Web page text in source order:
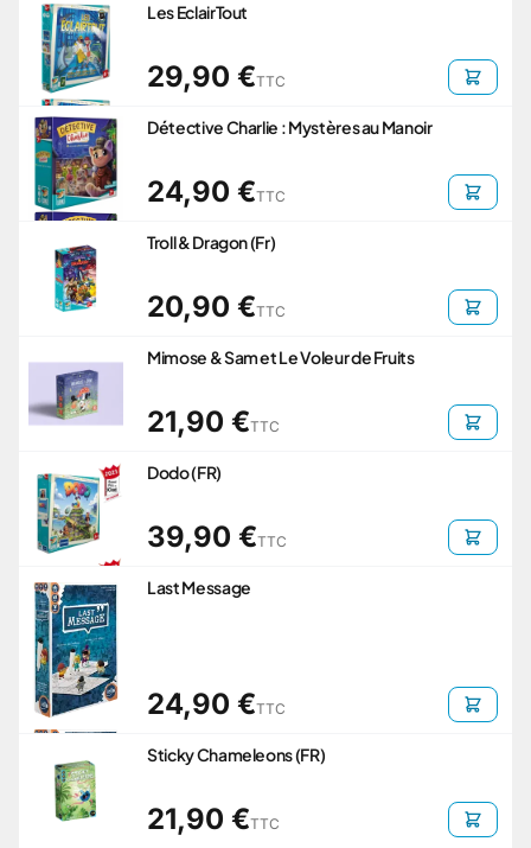
Les EclairTout
29,90 €TTC
Détective Charlie : Mystères au Manoir
24,90 €TTC
Troll & Dragon (Fr)
20,90 €TTC
Mimose & Sam et Le Voleur de Fruits
21,90 €TTC
Dodo (FR)
39,90 €TTC
Last Message
24,90 €TTC
Sticky Chameleons (FR)
21,90 €TTC